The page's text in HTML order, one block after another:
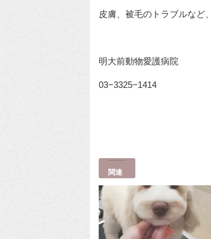
皮膚、被毛のトラブルなど
明大前動物愛護病院
03−3325−1414
関連